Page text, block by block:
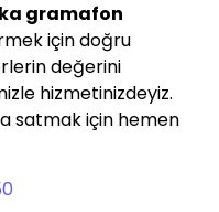
gramafon
için doğru
değerini
hizmetinizdeyiz.
satmak için hemen